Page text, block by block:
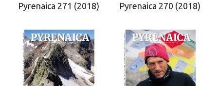
Pyrenaica 271 (2018) Pyrenaica 270 (2018)